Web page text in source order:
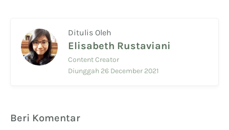
Ditulis Oleh
Elisabeth Rustaviani
Content Creator
Diunggah 26 December 2021
Beri Komentar